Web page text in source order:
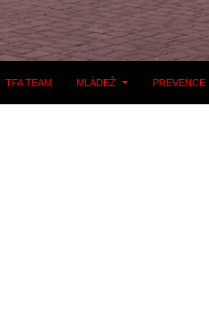
TFA TEAM MLÁDEŽ PREVENCE